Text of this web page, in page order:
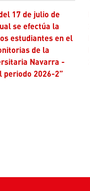
se efectúa la
estudiantes en el
de la
Navarra -
periodo 2026-2”